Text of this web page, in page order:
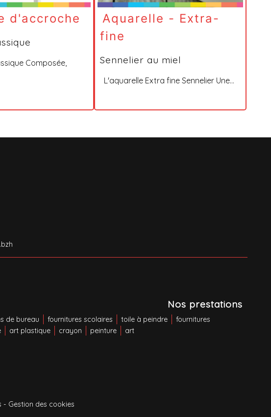
d'accroche
Composée,
Aquarelle - Extra-
fine
Sennelier au miel
L'aquarelle Extra fine Sennelier Une...
Nos prestations
de bureau fournitures scolaires toile à peindre
fournitures
art plastique crayon peinture art
- Gestion des cookies